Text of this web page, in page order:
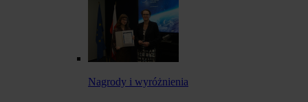
Nagrody i wyróżnienia